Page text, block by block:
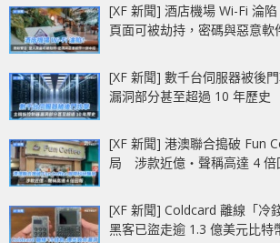
[XF 新聞] 酒店機場 Wi-Fi 淪
頁面可被劫持，密碼與惡意軟
[XF 新聞] 數千台伺服器被後
漏洞部分甚至超過 10 年歷史
[XF 新聞] 港澳聯合搗破 Fun
局 涉款近億‧聲稱高達 4 倍
[XF 新聞] Coldcard 離線「冷
黑客已盜走逾 1.3 億美元比特